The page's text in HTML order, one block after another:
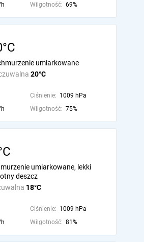
Wilgotność: 69%
20°C
umiarkowane
Ciśnienie: 1009 hPa
Wilgotność: 75%
18°C
umiarkowane, lekki
deszcz
Ciśnienie: 1009 hPa
Wilgotność: 81%